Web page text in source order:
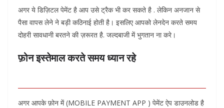
अगर ये डिज़िटल पेमेंट है आप उसे ट्रैक भी कर सकते है . लेकिन अनजान से
पैसा वापस लेने ने बड़ी कठिनाई होती है। इसलिए आपको लेनदेन करते समय
दोहरी सावधानी बरतने की ज़रूरत है. जल्दबाजी में भुगतान ना करे।
फ़ोन इस्तेमाल करते समय ध्यान रहे
अगर आपके फ़ोन में (MOBILE PAYMENT APP ) पेमेंट ऐप डाउनलोड है